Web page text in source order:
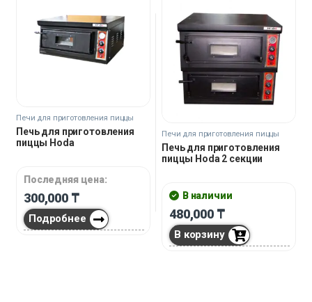
Печи для приготовления пиццы
Печь для приготовления
пиццы Hoda
Последняя цена:
300,000 ₸
Подробнее
Печи для приготовления пиццы
Печь для приготовления
пиццы Hoda 2 секции
В наличии
480,000 ₸
В корзину